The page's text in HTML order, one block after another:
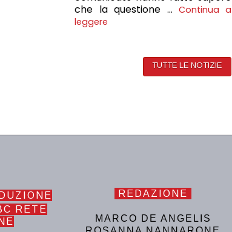
che la questione … Continua a
leggere
TUTTE LE NOTIZIE
RETE
REDAZIONE
MARCO DE ANGELIS